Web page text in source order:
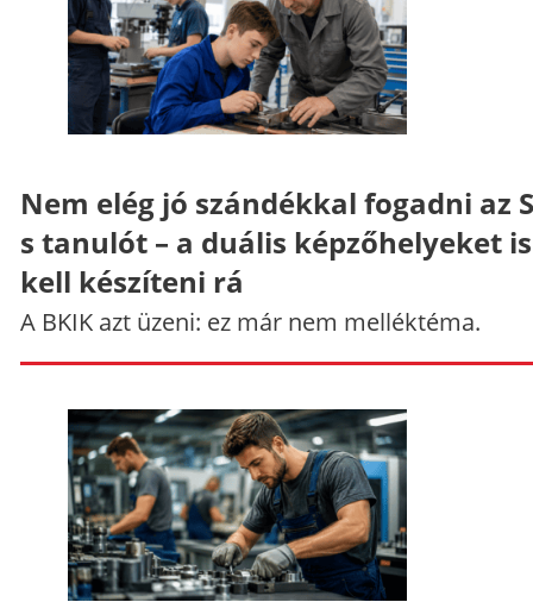
Nem elég jó szándékkal fogadni az
s tanulót – a duális képzőhelyeket
kell készíteni rá
A BKIK azt üzeni: ez már nem melléktéma.